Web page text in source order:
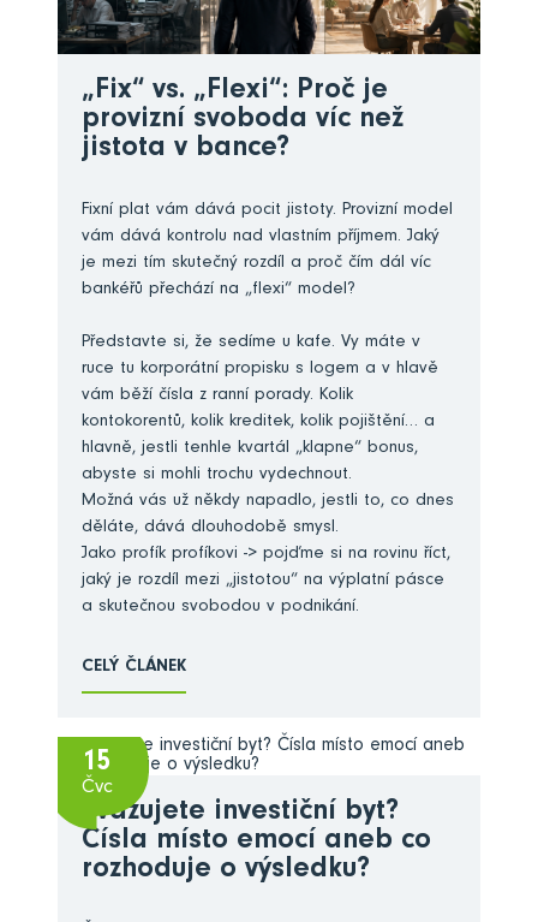
„Fix“ vs. „Flexi“: Proč je
provizní svoboda víc než
jistota v bance?
Fixní plat vám dává pocit jistoty. Provizní model
vám dává kontrolu nad vlastním příjmem. Jaký
je mezi tím skutečný rozdíl a proč čím dál víc
bankéřů přechází na „flexi“ model?
Představte si, že sedíme u kafe. Vy máte v
ruce tu korporátní propisku s logem a v hlavě
vám běží čísla z ranní porady. Kolik
kontokorentů, kolik kreditek, kolik pojištění… a
hlavně, jestli tenhle kvartál „klapne“ bonus,
abyste si mohli trochu vydechnout.
Možná vás už někdy napadlo, jestli to, co dnes
děláte, dává dlouhodobě smysl.
Jako profík profíkovi -> pojďme si na rovinu říct,
jaký je rozdíl mezi „jistotou“ na výplatní pásce
a skutečnou svobodou v podnikání.
CELÝ ČLÁNEK
15
Čvc
Zvažujete investiční byt?
Čísla místo emocí aneb co
rozhoduje o výsledku?